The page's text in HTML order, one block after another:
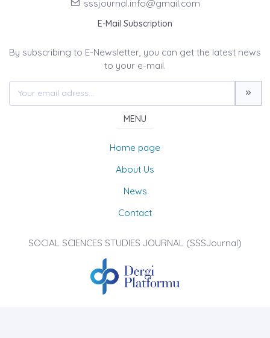
sssjournal.info@gmail.com
E-Mail Subscription
By subscribing to E-Newsletter, you can get the latest news
to your e-mail.
MENU
Home page
About Us
News
Contact
SOCIAL SCIENCES STUDIES JOURNAL (SSSJournal)